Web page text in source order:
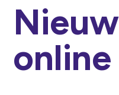
online